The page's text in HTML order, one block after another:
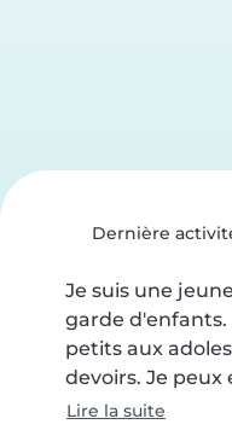
Dernière
Je suis une
garde d'enfants.
petits aux
devoirs. Je
Lire la suite